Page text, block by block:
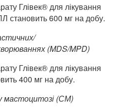
Глівек® для лікування
становить 600 мг на добу.
(MDS/MPD)
Глівек® для лікування
400 мг на добу.
мастоцитозі (СМ)